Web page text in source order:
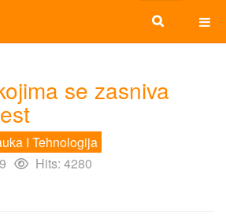
se zasniva
I Tehnologija
Hits: 4280